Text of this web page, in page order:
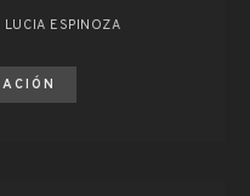
LUCIA ESPINOZA